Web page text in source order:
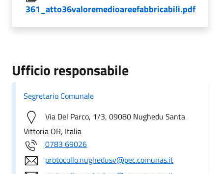
361_atto36valoremedioareefabbricabili.pdf
Ufficio responsabile
Segretario Comunale
Via Del Parco, 1/3, 09080 Nughedu Santa
Vittoria OR, Italia
0783 69026
protocollo.nughedusv@pec.comunas.it